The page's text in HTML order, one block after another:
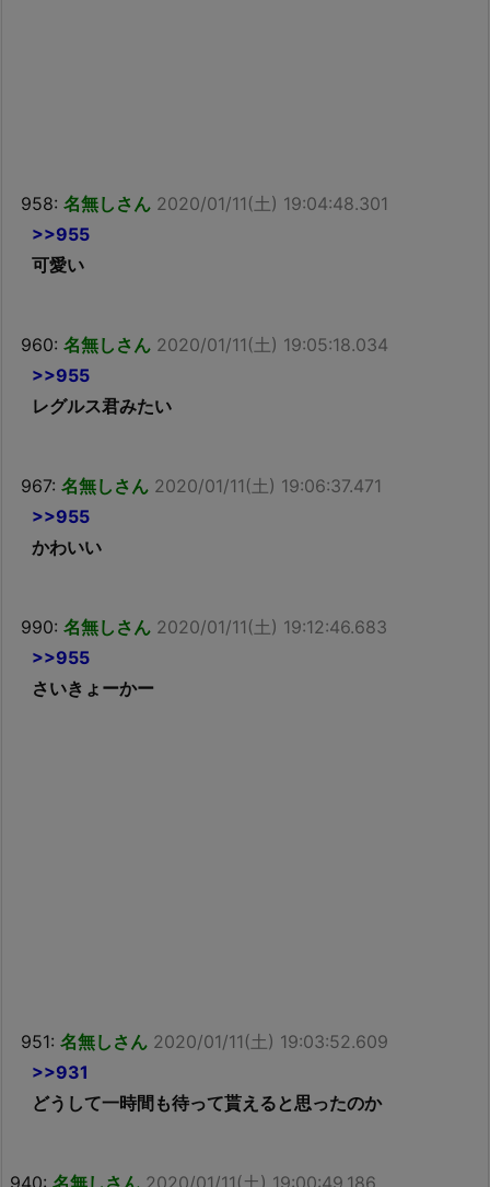
958: 名無しさん 2020/01/11(土) 19:04:48.301
>>955
可愛い
960: 名無しさん 2020/01/11(土) 19:05:18.034
>>955
レグルス君みたい
967: 名無しさん 2020/01/11(土) 19:06:37.471
>>955
かわいい
990: 名無しさん 2020/01/11(土) 19:12:46.683
>>955
さいきょーかー
951: 名無しさん 2020/01/11(土) 19:03:52.609
>>931
どうして一時間も待って貰えると思ったのか
940: 名無しさん 2020/01/11(土) 19:00:49.186